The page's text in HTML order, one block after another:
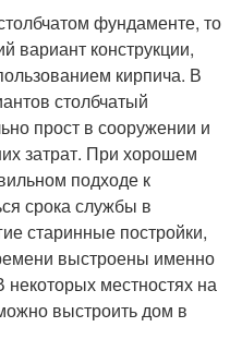
фундаменте, то
вариант конструкции,
кирпича. В
столбчатый
прост в сооружении и
затрат. При хорошем
подходе к
срока службы в
старинные постройки,
выстроены именно
местностях на
выстроить дом в